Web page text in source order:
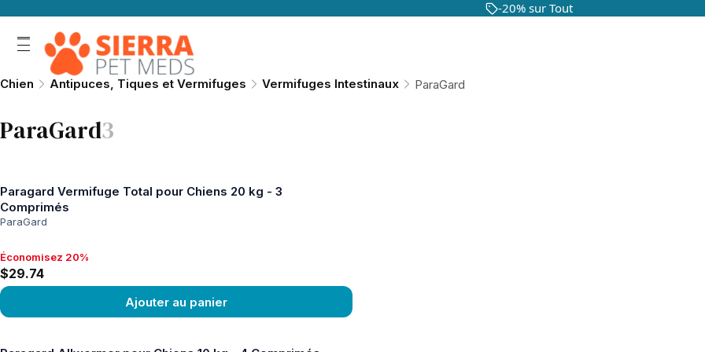
-20% sur Tout
Chien Antipuces, Tiques et Vermifuges Vermifuges Intestinaux ParaGard
ParaGard3
Paragard Vermifuge Total pour Chiens 20 kg - 3
Comprimés
ParaGard
Économisez 20%, $29.74
Économisez 20%
$29.74
Ajouter au panier